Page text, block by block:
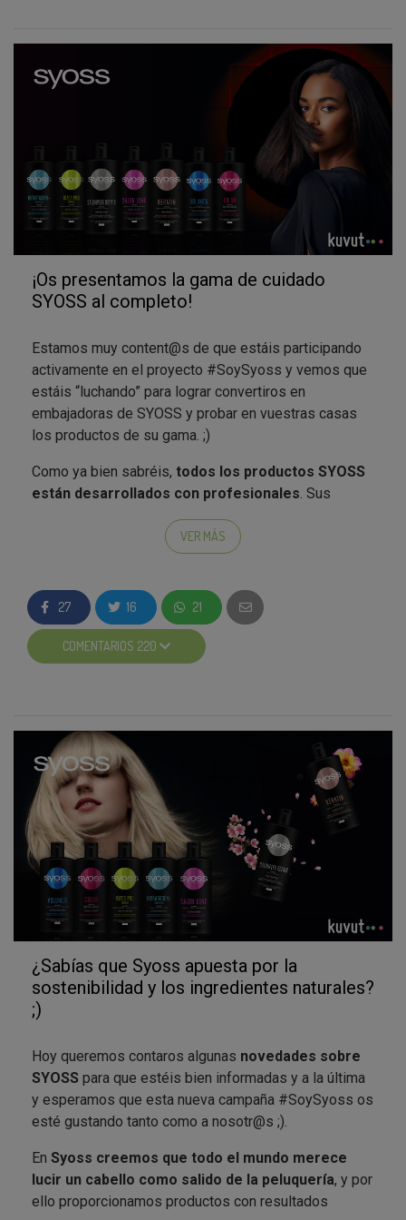
;). Además, nos gustaría que os inspiréis en las fotos
de cosmética profesional: usad un
fondo negro y
protagonistaabsoluto
… ¡Como si estuvierais en unasesión
de fotografía profesional
! NO olvidéis de usar los
hashtag de campaña#SoySyoss
#ResultadosProfesionales
y mencionar a
en el post.
¡Estamos deseando ver todas vuestras fotos! Y, en
especial, vuestros cabellos, como recién salidos de
la peluquería pero sin moveros de vuestras casas, ;)
¡Os presentamos la gama de cuidado
SYOSS al completo!
Estamos muy content@s de que estáis participando
activamente en el proyecto #SoySyoss y vemos que
estáis “luchando” para lograr convertiros en
embajadoras de SYOSS y probar en vuestras casas
los productos de su gama. ;)
Como ya bien sabréis, todos los productos SYOSS
están desarrollados con profesionales . Sus
y/o estilistas con el fin de garantizar resultados
óptimos como los de la peluquería, pero sin salir de
La marca de cosmética para el cabello, que
actualmente está presente en más de 70 países,
cubre las tres principales categorías capilares:
permite que cada consumidor logre un
acabado
profesional adaptado a su estilo de belleza. Aquí
os hacemos un pequeño resumen de las
características de cada uno de los productos de la
gama* SYOSS, ¡al completo!
Salon Plex
: formulado para ayudar a rellenar la
estructura del cabello desde el interior, evitando
así la rotura. El uso regular de SYOSS Salon Plex
con flor de sakura sella y protege la fibra del
cabello para unos resultados duraderos.
Rizos Pro
: desarrollado para obtener ondas y
rizos con aspecto natural sin esfuerzo alguno.
como también una mayor definición e
hidratación.
Volumen: champú con 0% siliconas con lo que
no apelmaza el cabello y aporta hasta 48 horas
de efecto volumen, el cual puede intensificarse
con el calor. Fortalece el cabello sin
sobrecargarlo.
VER MÁS
27 16 21
COMENTARIOS 220
¿Sabías que Syoss apuesta por la
sostenibilidad y los ingredientes naturales?
;)
Hoy queremos contaros algunas novedades sobre
SYOSS para que estéis bien informadas y a la última
y esperamos que esta nueva campaña #SoySyoss os
esté gustando tanto como a nosotr@s ;).
En Syoss creemos que todo el mundo merece
lucir un cabello como salido de la peluquería, y por
ello proporcionamos productos con resultados